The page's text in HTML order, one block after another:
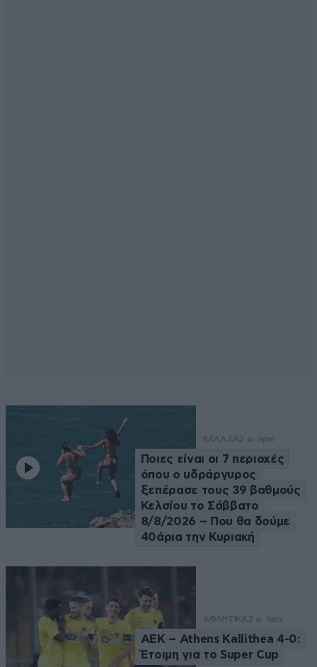
ΕΛΛΑΔΑ2 ω. πριν
Ποιες είναι οι 7 περιοχές
όπου ο υδράργυρος
ξεπέρασε τους 39 βαθμούς
Κελσίου το Σάββατο
8/8/2026 – Που θα δούμε
40άρια την Κυριακή
ΑΘΛΗΤΙΚΑ2 ω. πριν
ΑΕΚ – Athens Kallithea 4-0:
Έτοιμη για το Super Cup